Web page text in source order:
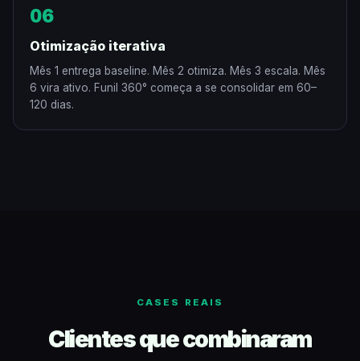
06
Otimização iterativa
Mês 1 entrega baseline. Mês 2 otimiza. Mês 3 escala. Mês
6 vira ativo. Funil 360° começa a se consolidar em 60–
120 dias.
CASES REAIS
Clientes que combinaram